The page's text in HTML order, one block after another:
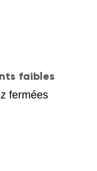
faibles
fermées